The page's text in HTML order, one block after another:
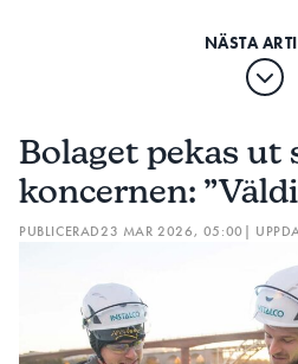
Bolaget pekas ut
koncernen:
PUBLICERAD23 MAR 2026, 05:00 |